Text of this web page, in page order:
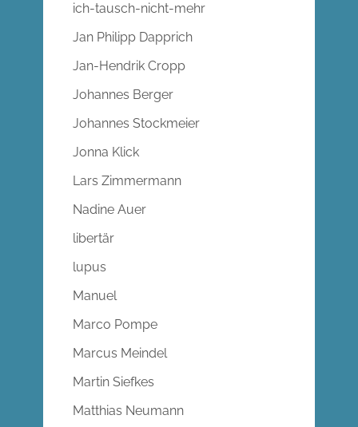
ich-tausch-nicht-mehr
Jan Philipp Dapprich
Jan-Hendrik Cropp
Johannes Berger
Johannes Stockmeier
Jonna Klick
Lars Zimmermann
Nadine Auer
libertär
lupus
Manuel
Marco Pompe
Marcus Meindel
Martin Siefkes
Matthias Neumann